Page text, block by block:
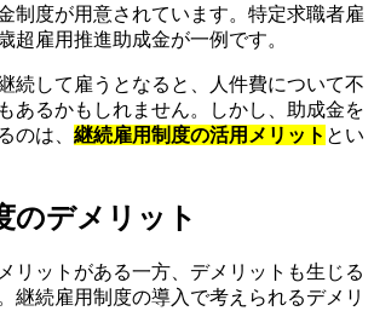
制度が用意されています。特定求職者雇
超雇用推進助成金が一例です。
続して雇うとなると、人件費について不
あるかもしれません。しかし、助成金を
のは、 継続雇用制度の活用メリット とい
のデメリット
リットがある一方、デメリットも生じる
継続雇用制度の導入で考えられるデメリ